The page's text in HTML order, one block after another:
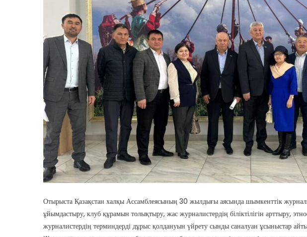
Отырыста Қазақстан халқы Ассамблеясының 30 жылдығы аясында шымкенттік
ұйымдастыру, клуб құрамын толықтыру, жас журналистердің біліктілігін арттыру,
журналистердің терминдерді дұрыс қолдануын үйрету сынды саналуан ұсыныстар